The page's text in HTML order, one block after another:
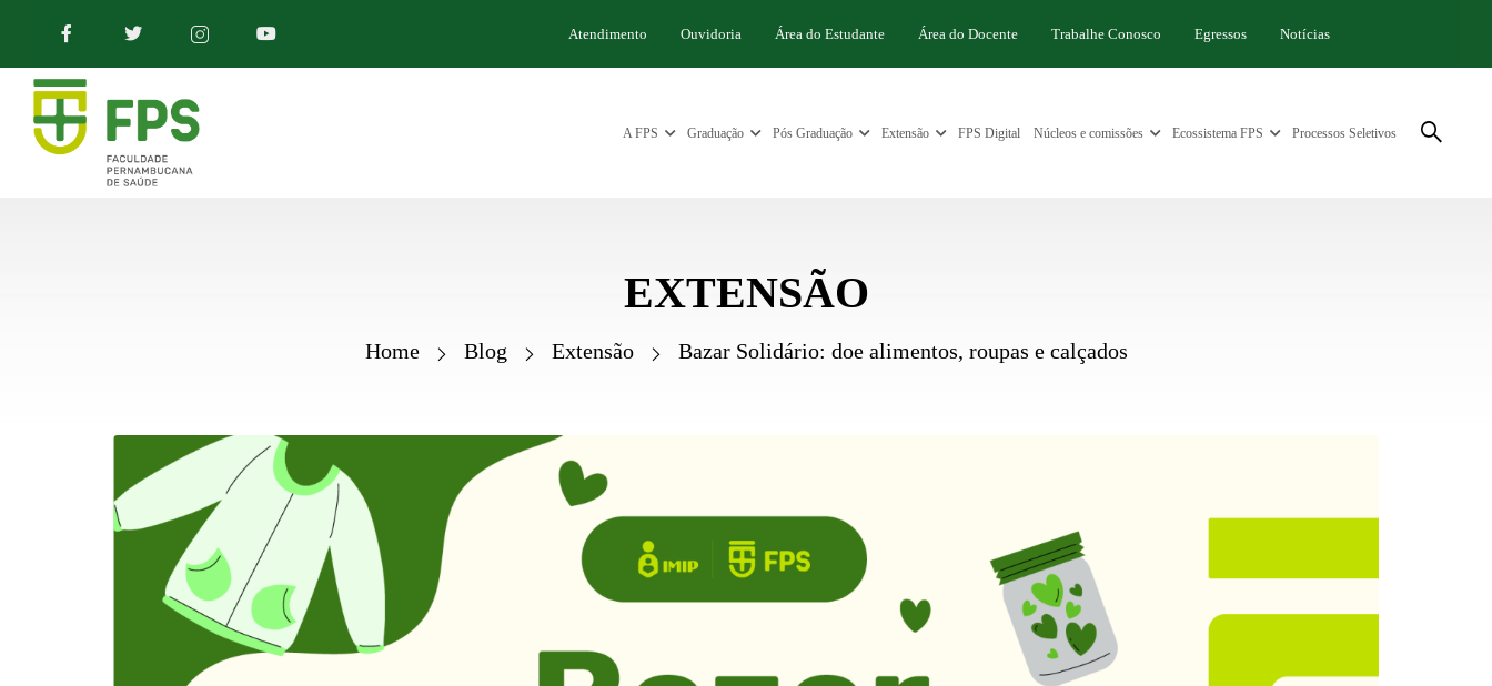
Atendimento Ouvidoria Área do Estudante Área do Docente Trabalhe Conosco Egressos Notícias
A FPS Graduação Pós Graduação Extensão FPS Digital Núcleos e comissões Ecossistema FPS Processos Seletivos
EXTENSÃO
Home Blog Extensão Bazar Solidário: doe alimentos, roupas e calçados